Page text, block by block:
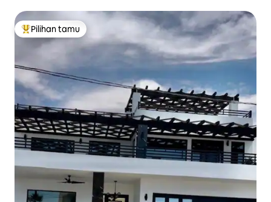
Pilihan tamu terpopuler
Pilihan tamu